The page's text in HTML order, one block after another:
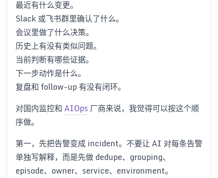
最近有什么变更。
Slack 或飞书群里确认了什么。
会议里做了什么决策。
历史上有没有类似问题。
当前判断有哪些证据。
下一步动作是什么。
复盘和 follow-up 有没有闭环。
对国内监控和AIOps厂商来说，我觉得可以按这个顺
序做。
第一，先把告警变成 incident。不要让 AI 对每条告警
单独写解释，而是先做 dedupe、grouping、
episode、owner、service、environment。